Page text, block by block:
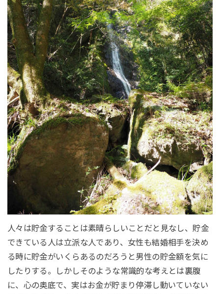
人々は貯金することは素晴らしいことだと見なし、貯金
できている人は立派な人であり、女性も結婚相手を決め
る時に貯金がいくらあるのだろうと男性の貯金額を気に
したりする。しかしそのような常識的な考えとは裏腹
に、心の奥底で、実はお金が貯まり停滞し動いていない